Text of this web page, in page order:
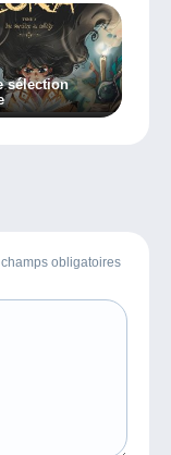
sélection
obligatoires